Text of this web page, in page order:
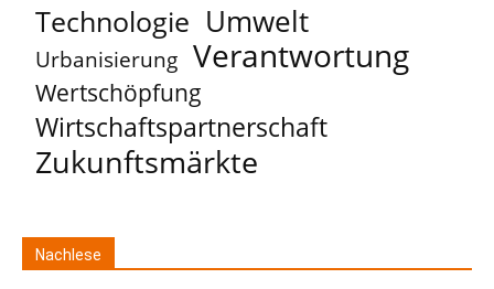
Technologie Umwelt
Urbanisierung Verantwortung
Wertschöpfung
Wirtschaftspartnerschaft
Zukunftsmärkte
Nachlese